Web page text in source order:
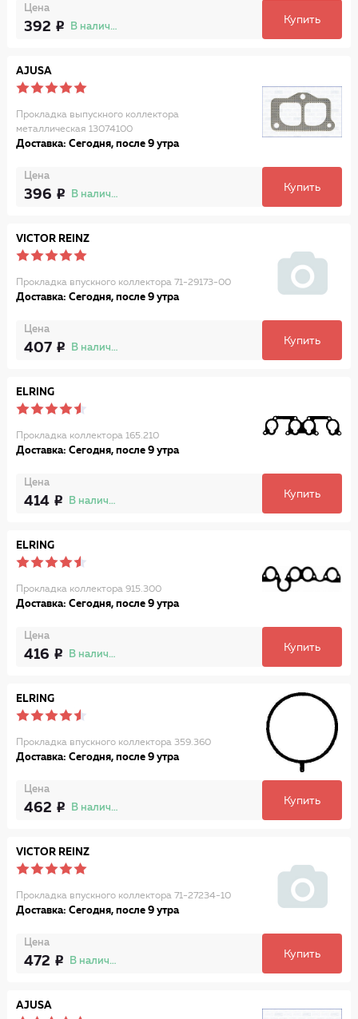
Цена
392 В наличии
Купить
AJUSA
Прокладка выпускного коллектора
металлическая 13074100
Доставка: Сегодня, после 9 утра
Цена
396 В наличии
Купить
VICTOR REINZ
Прокладка впускного коллектора 71-29173-00
Доставка: Сегодня, после 9 утра
Цена
407 В наличии
Купить
ELRING
Прокладка коллектора 165.210
Доставка: Сегодня, после 9 утра
Цена
414 В наличии
Купить
ELRING
Прокладка коллектора 915.300
Доставка: Сегодня, после 9 утра
Цена
416 В наличии
Купить
ELRING
Прокладка впускного коллектора 359.360
Доставка: Сегодня, после 9 утра
Цена
462 В наличии
Купить
VICTOR REINZ
Прокладка впускного коллектора 71-27234-10
Доставка: Сегодня, после 9 утра
Цена
472 В наличии
Купить
AJUSA